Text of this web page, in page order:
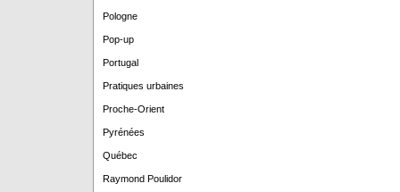
Pologne
Pop-up
Portugal
Pratiques urbaines
Proche-Orient
Pyrénées
Québec
Raymond Poulidor